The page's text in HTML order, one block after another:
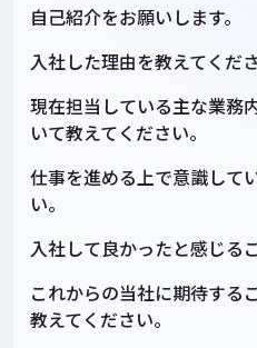
自己紹介をお願いします。
入社した理由を教えてくださ
現在担当している主な業務
いて教えてください。
仕事を進める上で意識して
い。
入社して良かったと感じる
これからの当社に期待する
教えてください。